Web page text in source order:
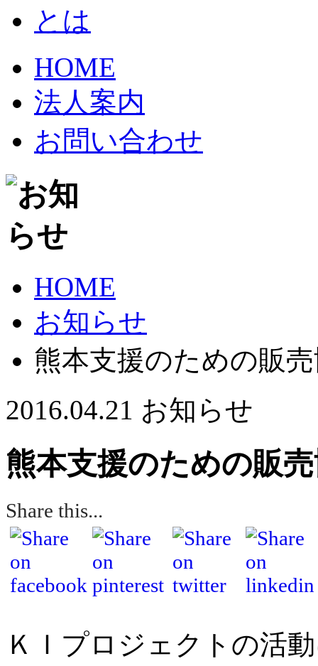
HOME
法人案内
お問い合わせ
HOME
お知らせ
熊本支援のための販
2016.04.21 お知らせ
熊本支援のための販
Share this...
ＫＩプロジェクトの活